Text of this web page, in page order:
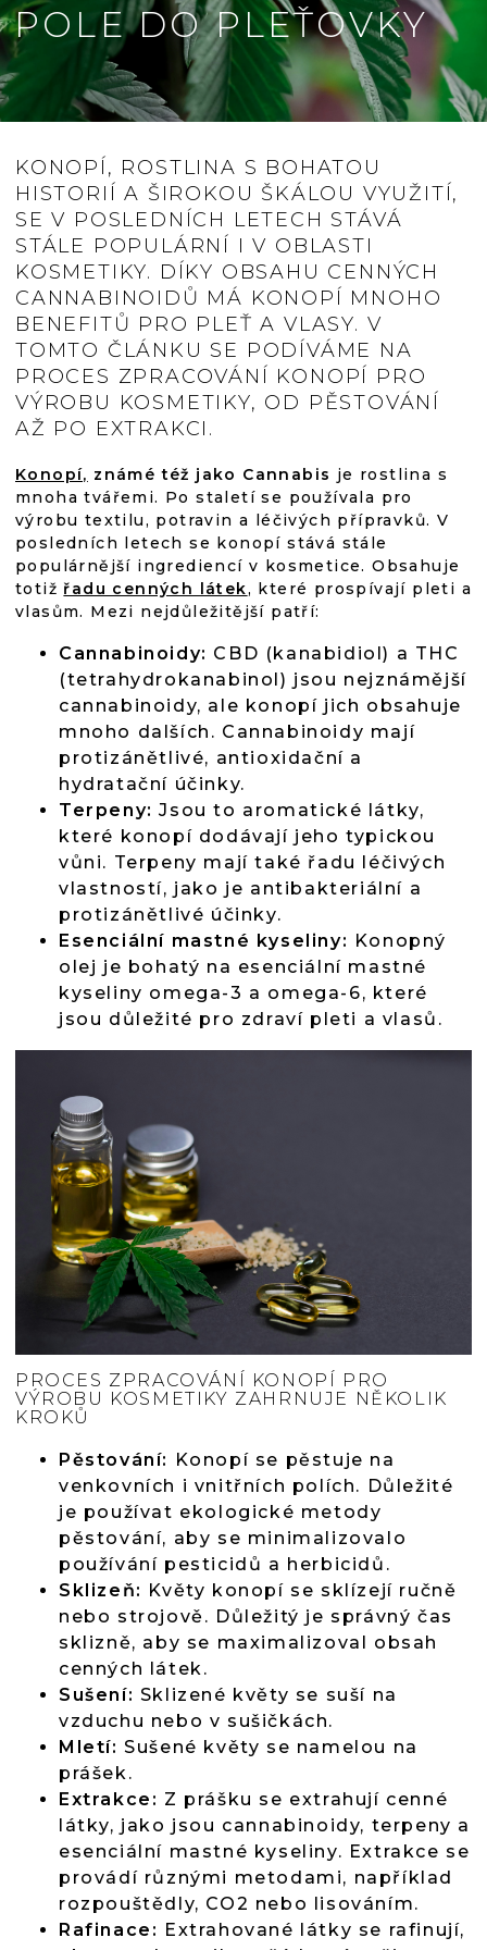
POLE DO PLEŤOVKY
KONOPÍ, ROSTLINA S BOHATOU
HISTORIÍ A ŠIROKOU ŠKÁLOU VYUŽITÍ,
SE V POSLEDNÍCH LETECH STÁVÁ
STÁLE POPULÁRNÍ I V OBLASTI
KOSMETIKY. DÍKY OBSAHU CENNÝCH
CANNABINOIDŮ MÁ KONOPÍ MNOHO
BENEFITŮ PRO PLEŤ A VLASY. V
TOMTO ČLÁNKU SE PODÍVÁME NA
PROCES ZPRACOVÁNÍ KONOPÍ PRO
VÝROBU KOSMETIKY, OD PĚSTOVÁNÍ
AŽ PO EXTRAKCI.
Konopí, známé též jako Cannabis je rostlina s
mnoha tvářemi. Po staletí se používala pro
výrobu textilu, potravin a léčivých přípravků. V
posledních letech se konopí stává stále
populárnější ingrediencí v kosmetice. Obsahuje
totiž řadu cenných látek, které prospívají pleti a
vlasům. Mezi nejdůležitější patří:
Cannabinoidy: CBD (kanabidiol) a THC
(tetrahydrokanabinol) jsou nejznámější
cannabinoidy, ale konopí jich obsahuje
mnoho dalších. Cannabinoidy mají
protizánětlivé, antioxidační a
hydratační účinky.
Terpeny: Jsou to aromatické látky,
které konopí dodávají jeho typickou
vůni. Terpeny mají také řadu léčivých
vlastností, jako je antibakteriální a
protizánětlivé účinky.
Esenciální mastné kyseliny: Konopný
olej je bohatý na esenciální mastné
kyseliny omega-3 a omega-6, které
jsou důležité pro zdraví pleti a vlasů.
PROCES ZPRACOVÁNÍ KONOPÍ PRO
VÝROBU KOSMETIKY ZAHRNUJE NĚKOLIK
KROKŮ
Pěstování:
Konopí se pěstuje na
venkovních i vnitřních polích. Důležité
je používat ekologické metody
pěstování, aby se minimalizovalo
používání pesticidů a herbicidů.
Sklizeň: Květy konopí se sklízejí ručně
nebo strojově. Důležitý je správný čas
sklizně, aby se maximalizoval obsah
cenných látek.
Sušení: Sklizené květy se suší na
vzduchu nebo v sušičkách.
Mletí: Sušené květy se namelou na
prášek.
Extrakce: Z prášku se extrahují cenné
látky, jako jsou cannabinoidy, terpeny a
esenciální mastné kyseliny. Extrakce se
provádí různými metodami, například
rozpouštědly, CO2 nebo lisováním.
Rafinace: Extrahované látky se rafinují,